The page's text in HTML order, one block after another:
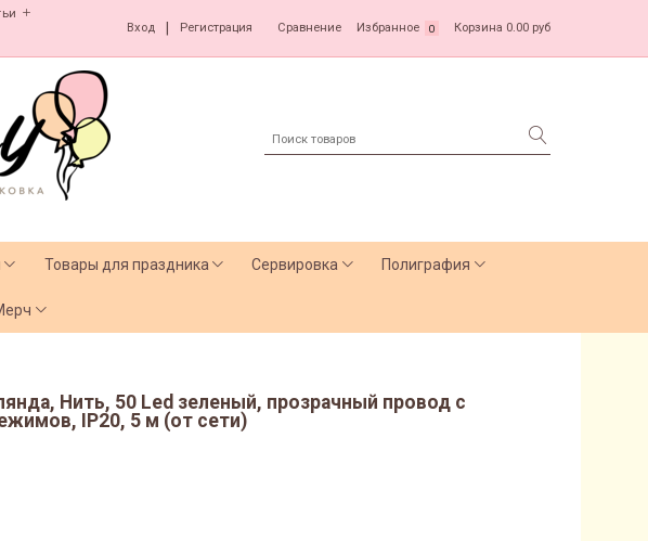
Вход Регистрация Сравнение Избранное 0 Корзина 0.00 руб
Товары для праздника Сервировка Полиграфия
Нить, 50 Led зеленый, прозрачный провод с
IP20, 5 м (от сети)